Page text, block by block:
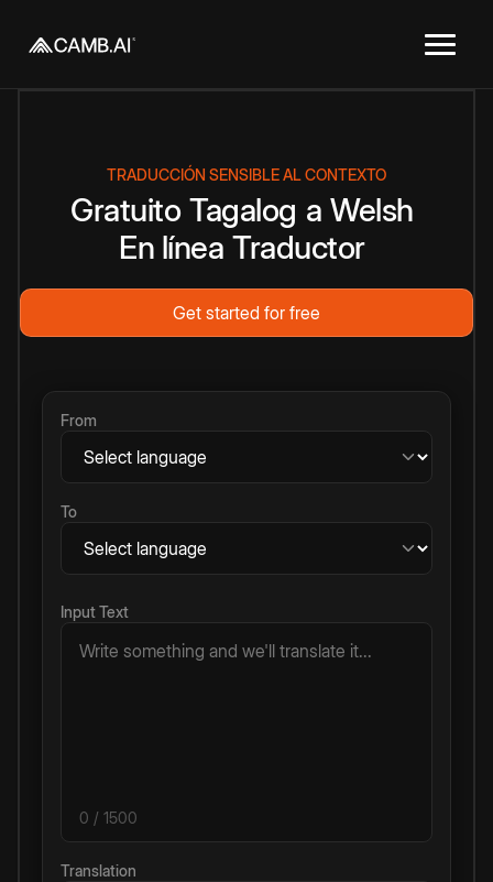
TRADUCCIÓN SENSIBLE AL CONTEXTO
Gratuito Tagalog a Welsh
En línea Traductor
Get started for free
From
To
Input Text
0 / 1500
Translation